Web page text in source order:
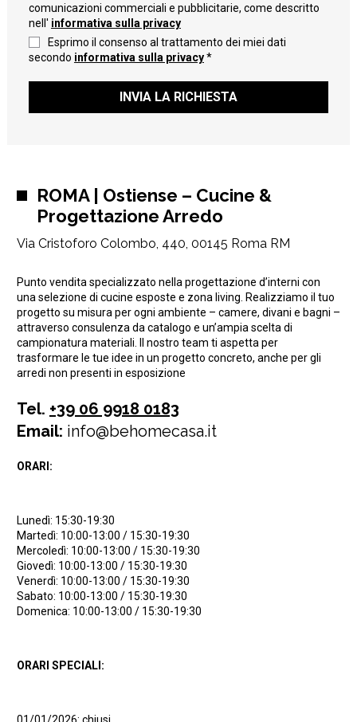
ROMA | Ostiense – Cucine &
Progettazione Arredo
Via Cristoforo Colombo, 440, 00145 Roma RM
Punto vendita specializzato nella progettazione d’interni con
una selezione di cucine esposte e zona living. Realizziamo il tuo
progetto su misura per ogni ambiente – camere, divani e bagni –
attraverso consulenza da catalogo e un’ampia scelta di
campionatura materiali. Il nostro team ti aspetta per
trasformare le tue idee in un progetto concreto, anche per gli
arredi non presenti in esposizione
Tel. +39 06 9918 0183
Email: info@behomecasa.it
ORARI:
Lunedì: 15:30-19:30
Martedì: 10:00-13:00 / 15:30-19:30
Mercoledì: 10:00-13:00 / 15:30-19:30
Giovedì: 10:00-13:00 / 15:30-19:30
Venerdì: 10:00-13:00 / 15:30-19:30
Sabato: 10:00-13:00 / 15:30-19:30
Domenica: 10:00-13:00 / 15:30-19:30
ORARI SPECIALI:
01/01/2026: chiusi
comunicazioni commerciali e pubblicitarie, come descritto
nell' informativa sulla privacy
Esprimo il consenso al trattamento dei miei dati
secondo informativa sulla privacy*
INVIA LA RICHIESTA